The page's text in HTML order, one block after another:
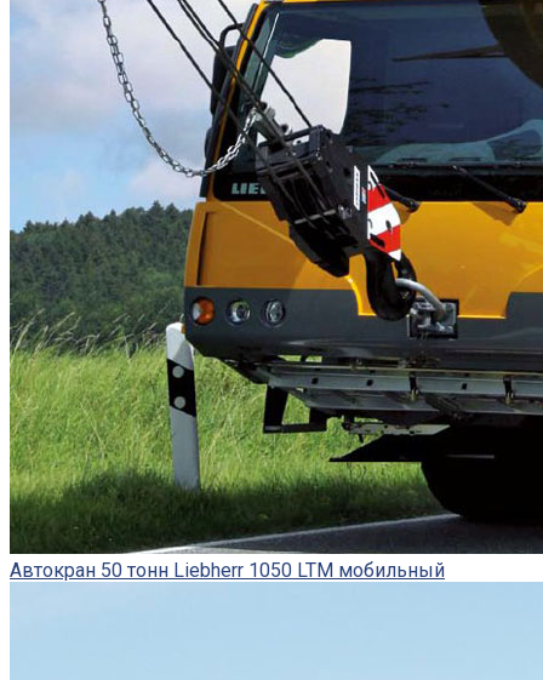
Автокран 50 тонн Liebherr 1050 LTM мобильный